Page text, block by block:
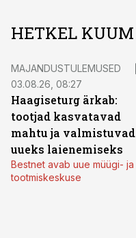
HETKEL KUUM
MAJANDUSTULEMUSED
03.08.26, 08:27
Haagiseturg ärkab:
tootjad kasvatavad
mahtu ja valmistuvad
uueks laienemiseks
Bestnet avab uue müügi- ja
tootmiskeskuse